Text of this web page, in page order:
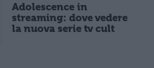
Adolescence in
streaming: dove vedere
la nuova serie tv cult